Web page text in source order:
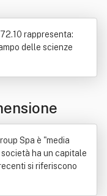
rappresenta:
delle scienze
Spa è "media
ha un capitale
si riferiscono